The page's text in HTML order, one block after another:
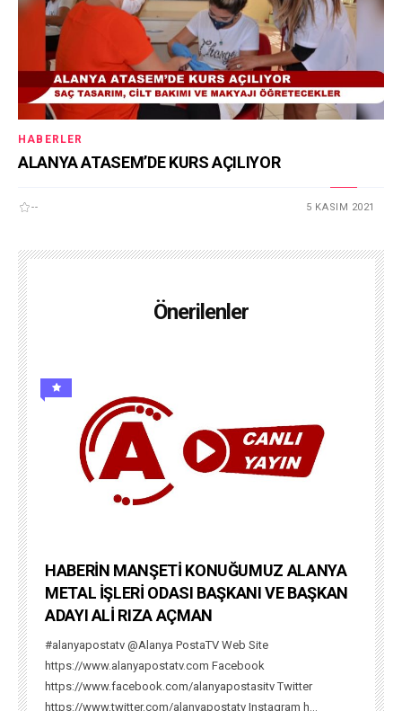
HABERLER
ALANYA ATASEM’DE KURS AÇILIYOR
-- 5 KASIM 2021
Önerilenler
HABERİN MANŞETİ KONUĞUMUZ ALANYA
METAL İŞLERİ ODASI BAŞKANI VE BAŞKAN
ADAYI ALİ RIZA AÇMAN
#alanyapostatv @Alanya PostaTV Web Site
https://www.alanyapostatv.com Facebook
https://www.facebook.com/alanyapostasitv Twitter
https://www.twitter.com/alanyapostatv Instagram h...